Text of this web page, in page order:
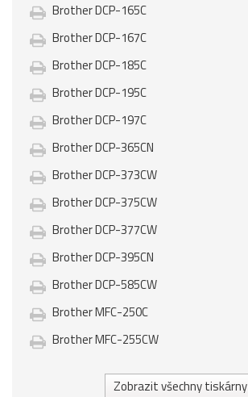
Brother DCP-165C
Brother DCP-167C
Brother DCP-185C
Brother DCP-195C
Brother DCP-197C
Brother DCP-365CN
Brother DCP-373CW
Brother DCP-375CW
Brother DCP-377CW
Brother DCP-395CN
Brother DCP-585CW
Brother MFC-250C
Brother MFC-255CW
Zobrazit všechny tiskárny